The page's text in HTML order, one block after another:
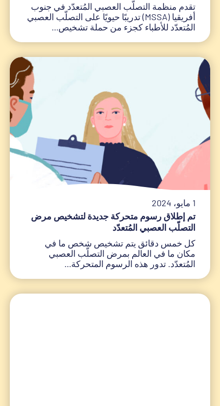
تقدم منظمة التصلّب العصبي المُتعدّد في جنوب
أفريقيا (MSSA) تدريبًا حيويًا على التصلّب العصبي
المُتعدّد للأطباء كجزء من حملة تشخيص…
تم إطلاق رسوم متحركة جديدة لتشخيص مرض
التصلّب العصبي المُتعدّد
1 مايو، 2024
كل خمس دقائق يتم تشخيص شخص ما في
مكان ما في العالم بمرض التصلّب العصبي
المُتعدّد. تدور هذه الرسوم المتحركة…